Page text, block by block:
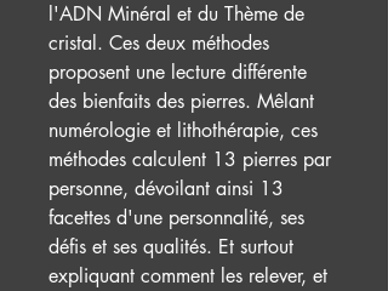
l'ADN Minéral et du Thème de
cristal. Ces deux méthodes
proposent une lecture différente
des bienfaits des pierres. Mêlant
numérologie et lithothérapie, ces
méthodes calculent 13 pierres par
personne, dévoilant ainsi 13
facettes d'une personnalité, ses
défis et ses qualités. Et surtout
expliquant comment les relever, et